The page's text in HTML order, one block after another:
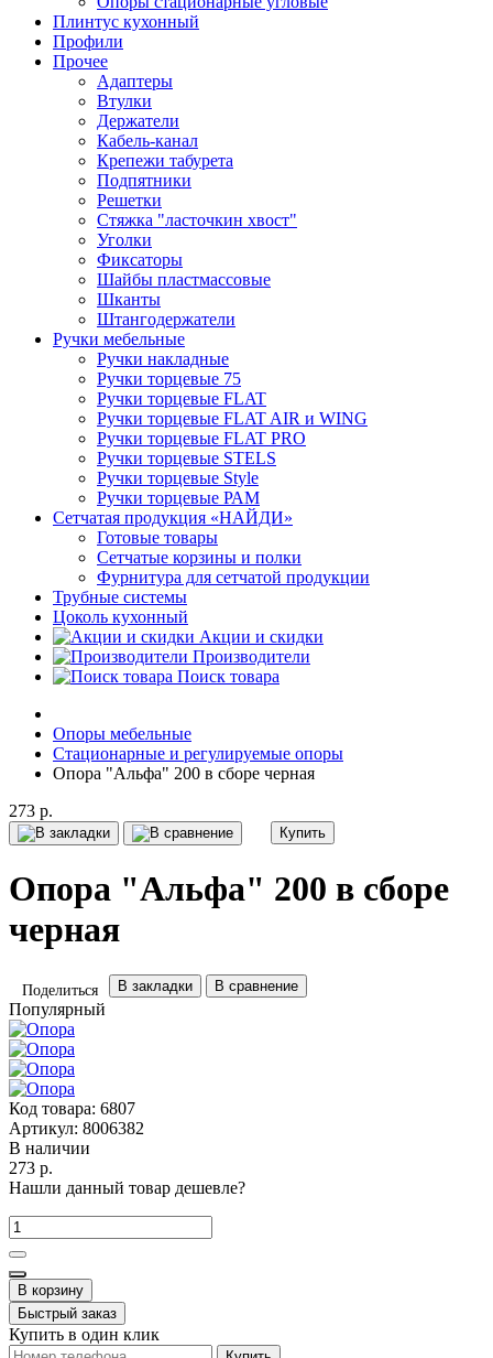
Плинтус кухонный
Профили
Прочее
Адаптеры
Втулки
Держатели
Кабель-канал
Крепежи табурета
Подпятники
Решетки
Стяжка "ласточкин хвост"
Уголки
Фиксаторы
Шайбы пластмассовые
Шканты
Штангодержатели
Ручки мебельные
Ручки накладные
Ручки торцевые 75
Ручки торцевые FLAT
Ручки торцевые FLAT AIR и WING
Ручки торцевые FLAT PRO
Ручки торцевые STELS
Ручки торцевые Style
Ручки торцевые РАМ
Сетчатая продукция «НАЙДИ»
Готовые товары
Сетчатые корзины и полки
Фурнитура для сетчатой продукции
Трубные системы
Цоколь кухонный
Акции и скидки
Производители
Поиск товара
Опоры мебельные
Стационарные и регулируемые опоры
Опора "Альфа" 200 в сборе черная
273 р.
Купить
Опора "Альфа" 200 в сборе
черная
Поделиться В закладки В сравнение
Популярный
Код товара: 6807
Артикул: 8006382
В наличии
273 р.
Нашли данный товар дешевле?
В корзину
Быстрый заказ
Купить в один клик